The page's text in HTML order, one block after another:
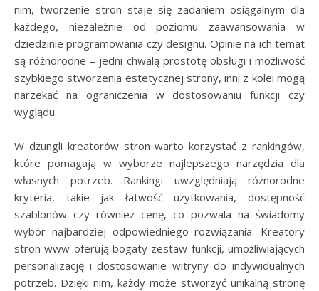
nim, tworzenie stron staje się zadaniem osiągalnym dla
każdego, niezależnie od poziomu zaawansowania w
dziedzinie programowania czy designu. Opinie na ich temat
są różnorodne – jedni chwalą prostotę obsługi i możliwość
szybkiego stworzenia estetycznej strony, inni z kolei mogą
narzekać na ograniczenia w dostosowaniu funkcji czy
wyglądu.
W dżungli kreatorów stron warto korzystać z rankingów,
które pomagają w wyborze najlepszego narzędzia dla
własnych potrzeb. Rankingi uwzględniają różnorodne
kryteria, takie jak łatwość użytkowania, dostępność
szablonów czy również cenę, co pozwala na świadomy
wybór najbardziej odpowiedniego rozwiązania. Kreatory
stron www oferują bogaty zestaw funkcji, umożliwiających
personalizację i dostosowanie witryny do indywidualnych
potrzeb. Dzięki nim, każdy może stworzyć unikalną stronę